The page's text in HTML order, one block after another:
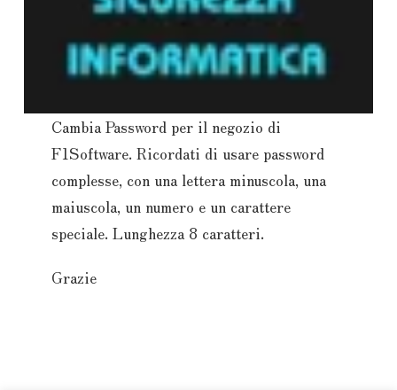
Cambia Password per il negozio di
F1Software. Ricordati di usare password
complesse, con una lettera minuscola, una
maiuscola, un numero e un carattere
speciale. Lunghezza 8 caratteri.
Grazie